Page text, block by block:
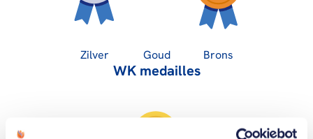
Zilver Goud Brons
WK medailles